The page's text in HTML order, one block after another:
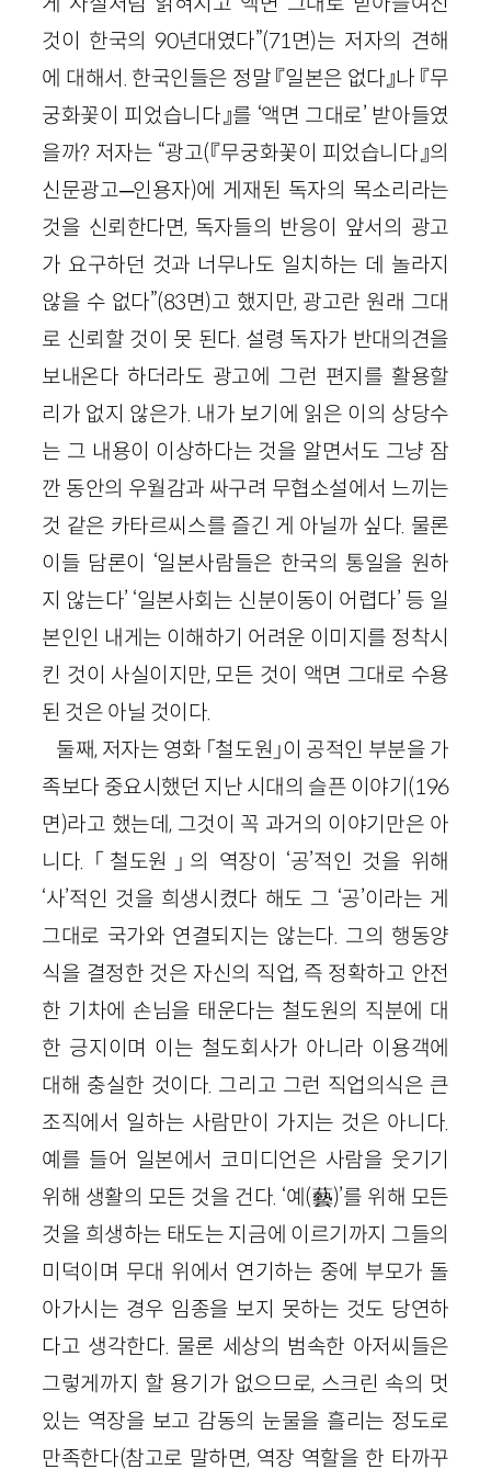
것이 한국의 90년대였다”(71면)는 저자의 견해
에 대해서. 한국인들은 정말 『일본은 없다』나 『무
궁화꽃이 피었습니다』를 ‘액면 그대로’ 받아들였
을까? 저자는 “광고(『무궁화꽃이 피었습니다』의
신문광고─인용자)에 게재된 독자의 목소리라는
것을 신뢰한다면, 독자들의 반응이 앞서의 광고
가 요구하던 것과 너무나도 일치하는 데 놀라지
않을 수 없다”(83면)고 했지만, 광고란 원래 그대
로 신뢰할 것이 못 된다. 설령 독자가 반대의견을
보내온다 하더라도 광고에 그런 편지를 활용할
리가 없지 않은가. 내가 보기에 읽은 이의 상당수
는 그 내용이 이상하다는 것을 알면서도 그냥 잠
깐 동안의 우월감과 싸구려 무협소설에서 느끼는
것 같은 카타르씨스를 즐긴 게 아닐까 싶다. 물론
이들 담론이 ‘일본사람들은 한국의 통일을 원하
지 않는다’ ‘일본사회는 신분이동이 어렵다’ 등 일
본인인 내게는 이해하기 어려운 이미지를 정착시
킨 것이 사실이지만, 모든 것이 액면 그대로 수용
된 것은 아닐 것이다.
둘째, 저자는 영화 「철도원」이 공적인 부분을 가
족보다 중요시했던 지난 시대의 슬픈 이야기(196
면)라고 했는데, 그것이 꼭 과거의 이야기만은 아
니다. 「철도원」의 역장이 ‘공’적인 것을 위해
‘사’적인 것을 희생시켰다 해도 그 ‘공’이라는 게
그대로 국가와 연결되지는 않는다. 그의 행동양
식을 결정한 것은 자신의 직업, 즉 정확하고 안전
한 기차에 손님을 태운다는 철도원의 직분에 대
한 긍지이며 이는 철도회사가 아니라 이용객에
대해 충실한 것이다. 그리고 그런 직업의식은 큰
조직에서 일하는 사람만이 가지는 것은 아니다.
예를 들어 일본에서 코미디언은 사람을 웃기기
위해 생활의 모든 것을 건다. ‘예(藝)’를 위해 모든
것을 희생하는 태도는 지금에 이르기까지 그들의
미덕이며 무대 위에서 연기하는 중에 부모가 돌
아가시는 경우 임종을 보지 못하는 것도 당연하
다고 생각한다. 물론 세상의 범속한 아저씨들은
그렇게까지 할 용기가 없으므로, 스크린 속의 멋
있는 역장을 보고 감동의 눈물을 흘리는 정도로
만족한다(참고로 말하면, 역장 역할을 한 타까꾸